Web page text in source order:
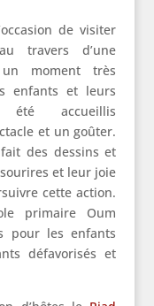
de visiter
travers d’une
moment très
enfants et leurs
été accueillis
et un goûter.
des dessins et
et leur joie
cette action.
primaire Oum
pour les enfants
défavorisés et